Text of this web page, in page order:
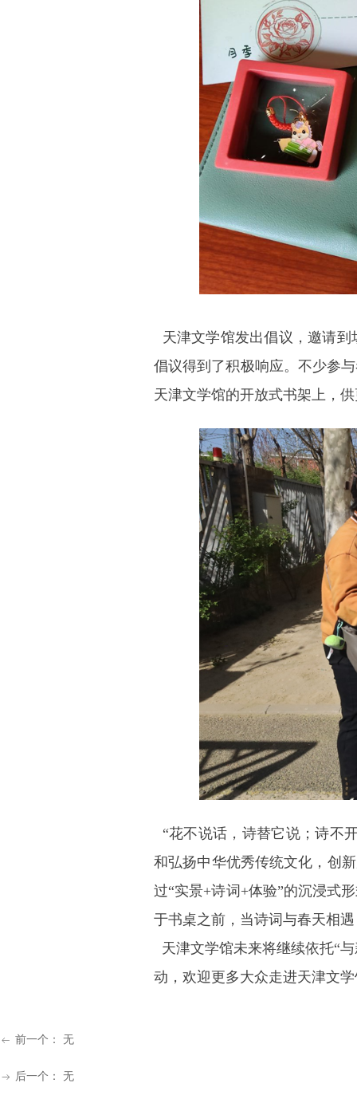
天津文学馆发出倡议，邀请
倡议得到了积极响应。不少参
天津文学馆的开放式书架上，
“花不说话，诗替它说；诗不
和弘扬中华优秀传统文化，创
过“实景+诗词+体验”的沉浸式
于书桌之前，当诗词与春天相
天津文学馆未来将继续依托“
动，欢迎更多大众走进天津文
ꂃ 前一个： 无
ꁹ 后一个： 无